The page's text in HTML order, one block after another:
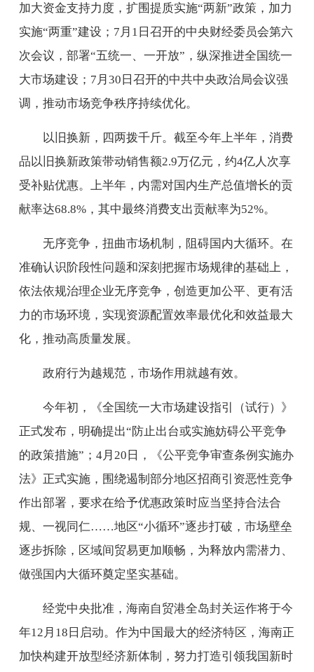
加大资金支持力度，扩围提质实施“两新”政策，加力
实施“两重”建设；7月1日召开的中央财经委员会第六
次会议，部署“五统一、一开放”，纵深推进全国统一
大市场建设；7月30日召开的中共中央政治局会议强
调，推动市场竞争秩序持续优化。
以旧换新，四两拨千斤。截至今年上半年，消费
品以旧换新政策带动销售额2.9万亿元，约4亿人次享
受补贴优惠。上半年，内需对国内生产总值增长的贡
献率达68.8%，其中最终消费支出贡献率为52%。
无序竞争，扭曲市场机制，阻碍国内大循环。在
准确认识阶段性问题和深刻把握市场规律的基础上，
依法依规治理企业无序竞争，创造更加公平、更有活
力的市场环境，实现资源配置效率最优化和效益最大
化，推动高质量发展。
政府行为越规范，市场作用就越有效。
今年初，《全国统一大市场建设指引（试行）》
正式发布，明确提出“防止出台或实施妨碍公平竞争
的政策措施”；4月20日，《公平竞争审查条例实施办
法》正式实施，围绕遏制部分地区招商引资恶性竞争
作出部署，要求在给予优惠政策时应当坚持合法合
规、一视同仁……地区“小循环”逐步打破，市场壁垒
逐步拆除，区域间贸易更加顺畅，为释放内需潜力、
做强国内大循环奠定坚实基础。
经党中央批准，海南自贸港全岛封关运作将于今
年12月18日启动。作为中国最大的经济特区，海南正
加快构建开放型经济新体制，努力打造引领我国新时